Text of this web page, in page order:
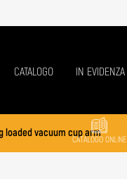
CATALOGO IN EVIDENZA
loaded vacuum cup arm
CATALOGO ONLINE